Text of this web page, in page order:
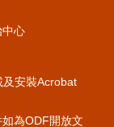
中心
及安裝Acrobat
為ODF開放文